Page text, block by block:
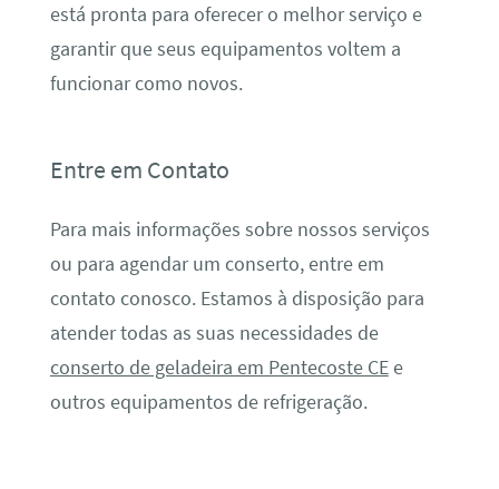
está pronta para oferecer o melhor serviço e
garantir que seus equipamentos voltem a
funcionar como novos.
Entre em Contato
Para mais informações sobre nossos serviços
ou para agendar um conserto, entre em
contato conosco. Estamos à disposição para
atender todas as suas necessidades de
conserto de geladeira em Pentecoste CEe
outros equipamentos de refrigeração.